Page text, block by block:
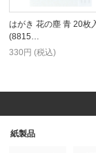
はがき 花の塵 青 20枚
(8815…
330円 (税込)
紙製品